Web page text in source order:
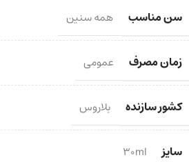
سن مناسب همه سنین
زمان مصرف عمومی
کشور سازنده بلاروس
سایز 30ml